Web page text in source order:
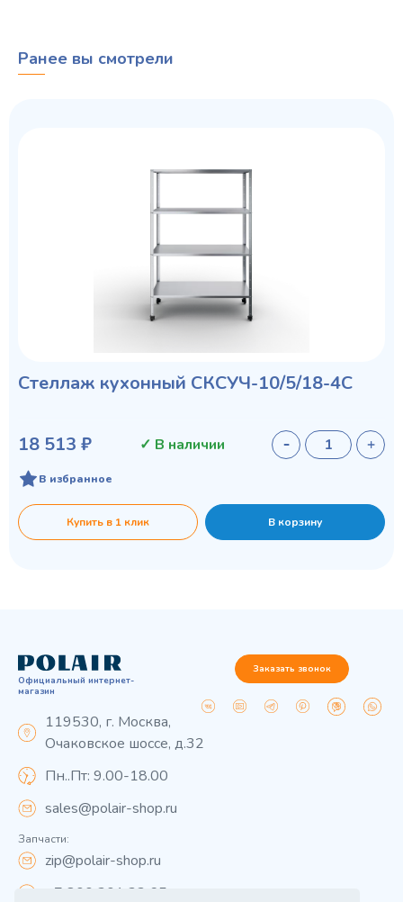
Ранее вы смотрели
Стеллаж кухонный СКСУЧ-10/5/18-4С
18 513 ₽ ✓ В наличии
В избранное
Купить в 1 клик В корзину
Официальный интернет-
магазин
119530, г. Москва,
Очаковское шоссе, д.32
Пн..Пт: 9.00-18.00
sales@polair-shop.ru
Запчасти:
zip@polair-shop.ru
+7 800 301 33 65
Заказать звонок